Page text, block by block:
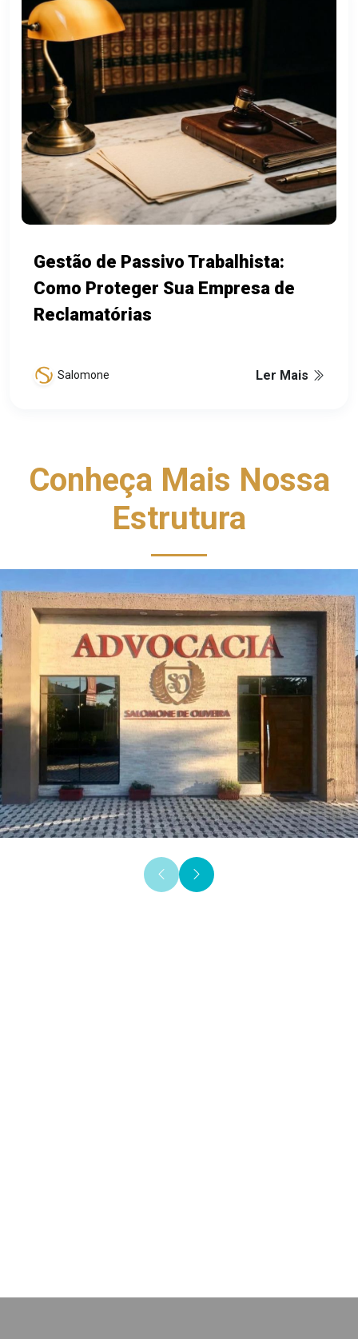
Gestão de Passivo Trabalhista:
Como Proteger Sua Empresa de
Reclamatórias
Salomone Ler Mais
Conheça Mais Nossa
Estrutura